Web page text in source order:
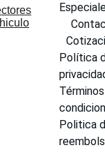
Política
Politica